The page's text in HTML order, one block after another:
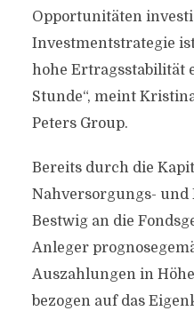
Opportunitäten
Investmentstrategie
hohe Ertragsstabilität
Stunde“, meint
Peters Group.
Bereits durch die
Nahversorgungs-
Bestwig an die
Anleger
Auszahlungen in
bezogen auf das